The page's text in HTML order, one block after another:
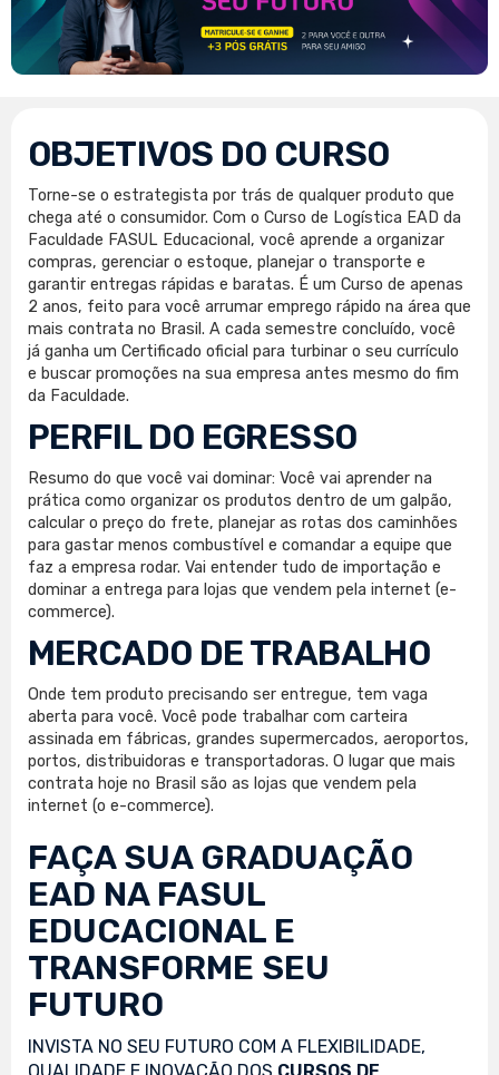
OBJETIVOS DO CURSO
Torne-se o estrategista por trás de qualquer produto que
chega até o consumidor. Com o Curso de Logística EAD da
Faculdade FASUL Educacional, você aprende a organizar
compras, gerenciar o estoque, planejar o transporte e
garantir entregas rápidas e baratas. É um Curso de apenas
2 anos, feito para você arrumar emprego rápido na área que
mais contrata no Brasil. A cada semestre concluído, você
já ganha um Certificado oficial para turbinar o seu currículo
e buscar promoções na sua empresa antes mesmo do fim
da Faculdade.
PERFIL DO EGRESSO
Resumo do que você vai dominar: Você vai aprender na
prática como organizar os produtos dentro de um galpão,
calcular o preço do frete, planejar as rotas dos caminhões
para gastar menos combustível e comandar a equipe que
faz a empresa rodar. Vai entender tudo de importação e
dominar a entrega para lojas que vendem pela internet (e-
commerce).
MERCADO DE TRABALHO
Onde tem produto precisando ser entregue, tem vaga
aberta para você. Você pode trabalhar com carteira
assinada em fábricas, grandes supermercados, aeroportos,
portos, distribuidoras e transportadoras. O lugar que mais
contrata hoje no Brasil são as lojas que vendem pela
internet (o e-commerce).
FAÇA SUA GRADUAÇÃO
EAD NA FASUL
EDUCACIONAL E
TRANSFORME SEU
FUTURO
INVISTA NO SEU FUTURO COM A FLEXIBILIDADE,
QUALIDADE E INOVAÇÃO DOS CURSOS DE